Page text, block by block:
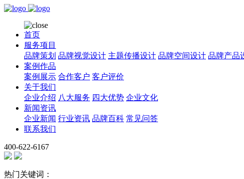
首页
服务项目
品牌策划 品牌视觉设计 主题传播设计 品牌空间设计 品牌产品
案例作品
案例展示 合作客户 客户评价
关于我们
企业介绍 八大服务 四大优势 企业文化
新闻资讯
企业新闻 行业资讯 品牌百科 常见问答
联系我们
400-622-6167
热门关键词：